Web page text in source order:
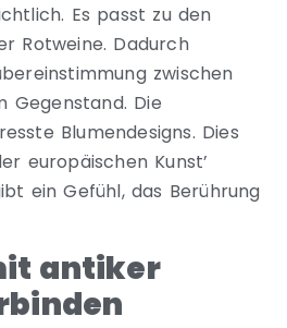
Es passt zu den
Rotweine. Dadurch
zwischen
Gegenstand. Die
Blumendesigns. Dies
europäischen Kunst’
ein Gefühl, das Berührung
antiker